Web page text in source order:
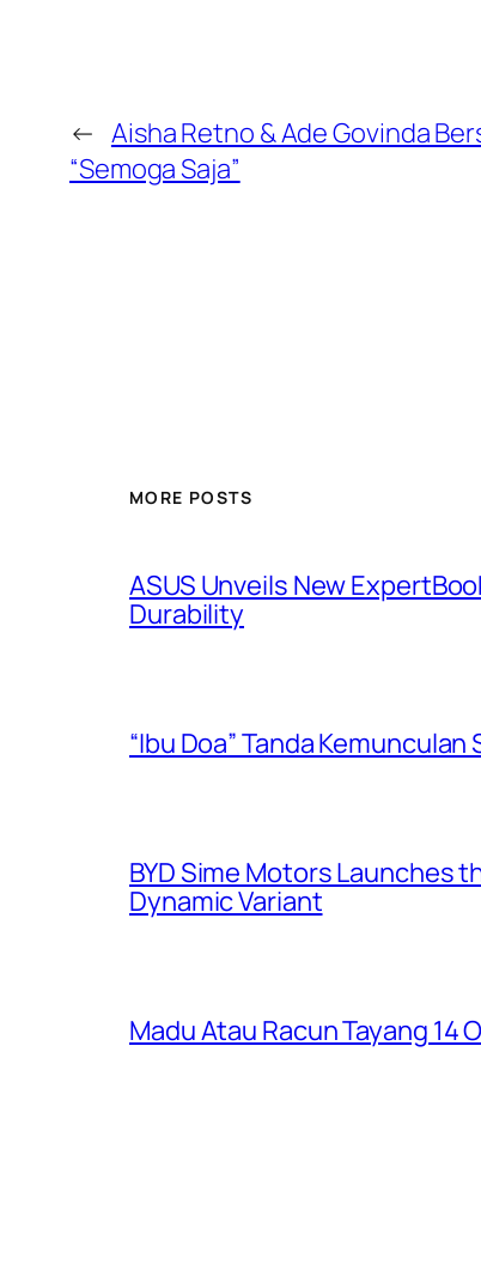
← Aisha Retno & Ade Govinda
“Semoga Saja”
MORE POSTS
ASUS Unveils New
Durability
“Ibu Doa” Tanda
BYD Sime Motors Launches
Dynamic Variant
Madu Atau Racun Tayang 14